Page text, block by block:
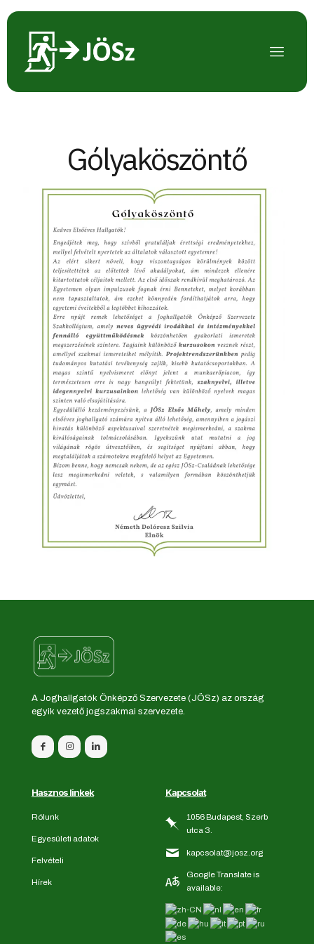
Gólyaköszöntő
A Joghallgatók Önképző Szervezete (JÖSz) az ország
egyik vezető jogszakmai szervezete.
Hasznos linkek
Rólunk
Egyesületi adatok
Felvételi
Hírek
Kapcsolat
1056 Budapest, Szerb
utca 3.
kapcsolat@josz.org
Google Translate is
available: